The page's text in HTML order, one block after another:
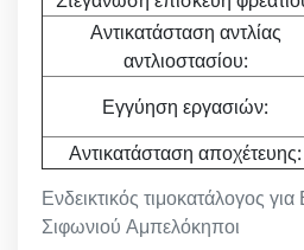
Ενδεικτικός τιμοκατάλογος
Σιφωνιού Αμπελόκηποι
Αντικατάσταση αντλίας
αντλιοστασίου:
Εγγύηση εργασιών:
Αντικατάσταση αποχέτευης: